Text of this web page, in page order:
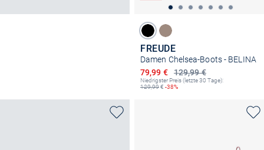
FREUDE
Damen Chelsea-Boots - BELINA
129,99 €
Ermäßigter Preis
79,99 €
Niedrigster Preis (letzte 30 Tage):
129,99€ -38%